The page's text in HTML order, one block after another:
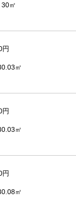
㎡
円
㎡
円
㎡
円
㎡